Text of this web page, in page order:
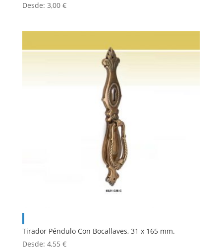
Desde: 3,00 €
Tirador Péndulo Con Bocallaves, 31 x 165 mm.
Desde: 4,55 €